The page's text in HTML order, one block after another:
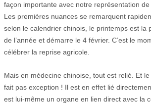
façon importante avec notre représentation de
Les premières nuances se remarquent
selon le calendrier chinois, le printemps est la
de l’année et démarre le 4 février. C’est le
célébrer la reprise agricole.
Mais en médecine chinoise, tout est relié. Et
fait pas exception ! Il est en effet lié
est lui-même un organe en lien direct avec la